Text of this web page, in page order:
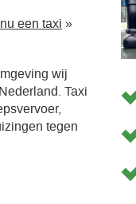
een taxi »
wij
Taxi
tegen